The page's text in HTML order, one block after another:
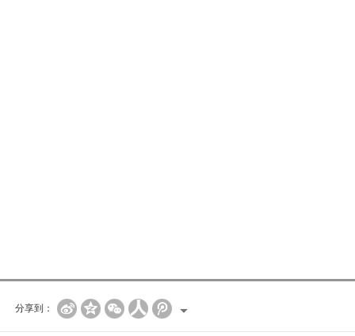
分享到：